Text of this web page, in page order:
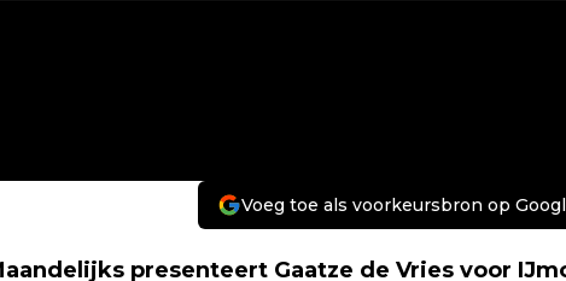
Voeg toe als voorkeursbron op
presenteert Gaatze de Vries voor